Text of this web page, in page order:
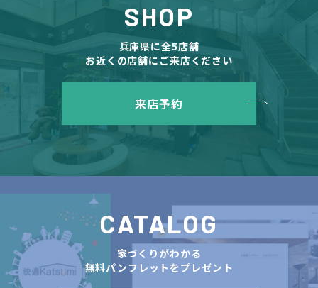
SHOP
兵庫県に全5店舗
お近くの店舗にご来店ください
来店予約
CATALOG
家づくりがわかる
無料パンフレットをプレゼント